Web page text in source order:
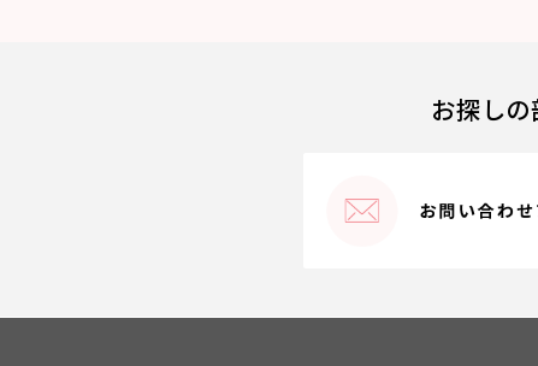
お探し